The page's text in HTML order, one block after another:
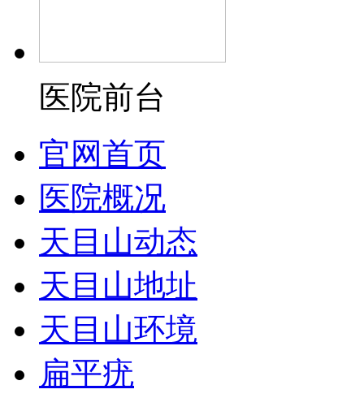
医院前台
官网首页
医院概况
天目山动态
天目山地址
天目山环境
扁平疣